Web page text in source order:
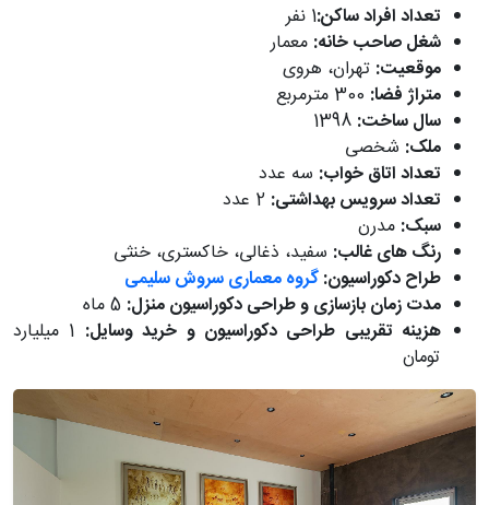
تعداد افراد ساکن:1 نفر
شغل صاحب خانه: معمار
موقعیت: تهران، هروی
متراژ فضا:
سال ساخت:
ملک: شخصی
تعداد اتاق خواب: سه عدد
تعداد سرویس بهداشتی:
سبک: مدرن
رنگ های غالب: سفید، ذغالی، خاکستری، خنثی
طراح دکوراسیون:گروه معماری سروش سلیمی
مدت زمان بازسازی و طراحی دکوراسیون منزل:
هزینه تقریبی طراحی دکوراسیون و خرید وسایل:
1 میلیارد
تومان